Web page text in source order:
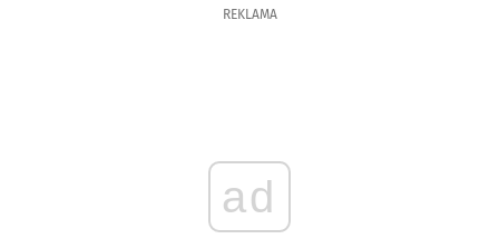
REKLAMA
ad